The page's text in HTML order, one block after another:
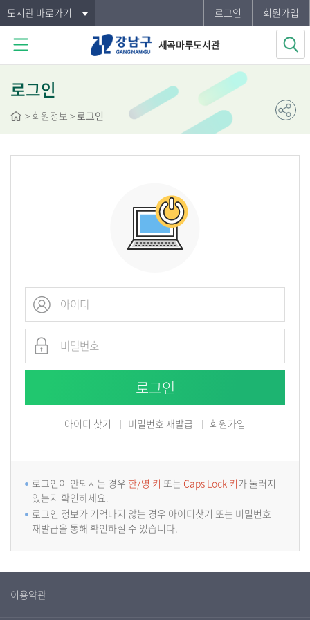
도서관 바로가기 로그인 회원가입
세곡마루도서관
로그인
> 회원정보 >로그인
아이디 찾기 비밀번호 재발급 회원가입
로그인이 안되시는 경우 한/영 키 또는 Caps Lock 키가 눌러져
있는지 확인하세요.
로그인 정보가 기억나지 않는 경우 아이디찾기 또는 비밀번호
재발급을 통해 확인하실 수 있습니다.
이용약관